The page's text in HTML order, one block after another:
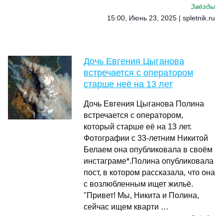
Звёзды
15:00, Июнь 23, 2025 | spletnik.ru
Дочь Евгения Цыганова
встречается с оператором
старше неё на 13 лет
Дочь Евгения Цыганова Полина
встречается с оператором,
который старше её на 13 лет.
Фотографии с 33-летним Никитой
Белаем она опубликовала в своём
инстаграме*.Полина опубликовала
пост, в котором рассказала, что она
с возлюбленным ищет жильё.
"Привет! Мы, Никита и Полина,
сейчас ищем кварти …